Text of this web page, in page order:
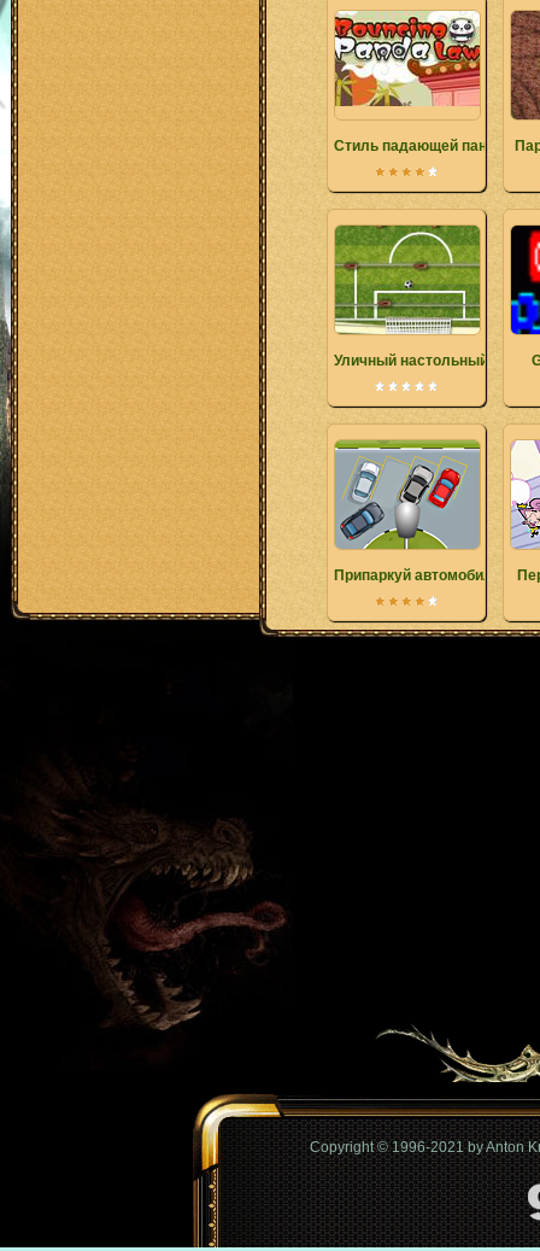
Стиль падающей панды
Уличный настольный
Припаркуй автомобиль
Copyright © 1996-2021 by Anton